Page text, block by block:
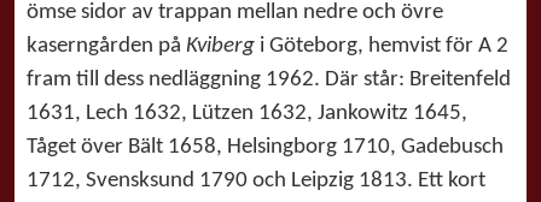
ömse sidor av trappan mellan nedre och övre
kaserngården på Kviberg i Göteborg, hemvist för A 2
fram till dess nedläggning 1962. Där står: Breitenfeld
1631, Lech 1632, Lützen 1632, Jankowitz 1645,
Tåget över Bält 1658, Helsingborg 1710, Gadebusch
1712, Svensksund 1790 och Leipzig 1813. Ett kort